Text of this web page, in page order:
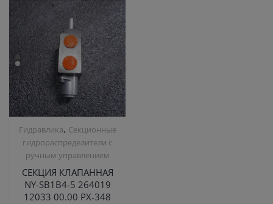
Гидравлика, Секционные
гидрораспределители с
ручным управлением
СЕКЦИЯ КЛАПАННАЯ
NY-SB1B4-5 264019
12033 00.00 РХ-348